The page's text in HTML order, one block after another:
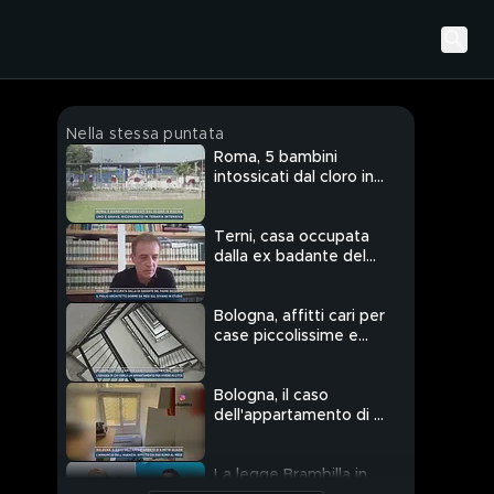
Nella stessa puntata
Roma, 5 bambini
intossicati dal cloro in
Terni, casa occupata
dalla ex badante del
Bologna, affitti cari per
case piccolissime e
Bologna, il caso
dell'appartamento di 6
La legge Brambilla in